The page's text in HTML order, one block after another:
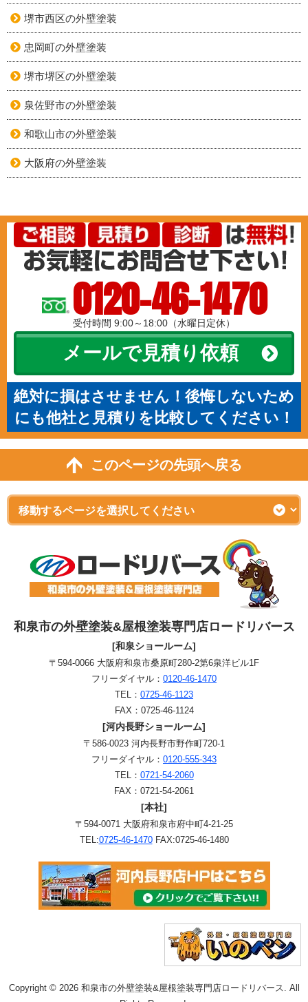
堺市西区の外壁塗装
忠岡町の外壁塗装
堺市堺区の外壁塗装
泉佐野市の外壁塗装
和歌山市の外壁塗装
大阪府の外壁塗装
0120-46-1470
受付時間 9:00～18:00（水曜日定休）
メールで見積り依頼
絶対に損はさせません！後悔しないため
にも他社と見積りを比較してください！
このページの先頭へ戻る
和泉市の外壁塗装&屋根塗装専門店ロードリバース
[和泉ショールーム]
〒594-0066 大阪府和泉市桑原町280-2第6泉洋ビル1F
フリーダイヤル： 0120-46-1470
TEL： 0725-46-1123
FAX：0725-46-1124
[河内長野ショールーム]
〒586-0023 河内長野市野作町720-1
フリーダイヤル： 0120-555-343
TEL： 0721-54-2060
FAX：0721-54-2061
[本社]
〒594-0071 大阪府和泉市府中町4-21-25
TEL:0725-46-1470FAX:0725-46-1480
Copyright © 2026 和泉市の外壁塗装&屋根塗装専門店ロードリバース. All